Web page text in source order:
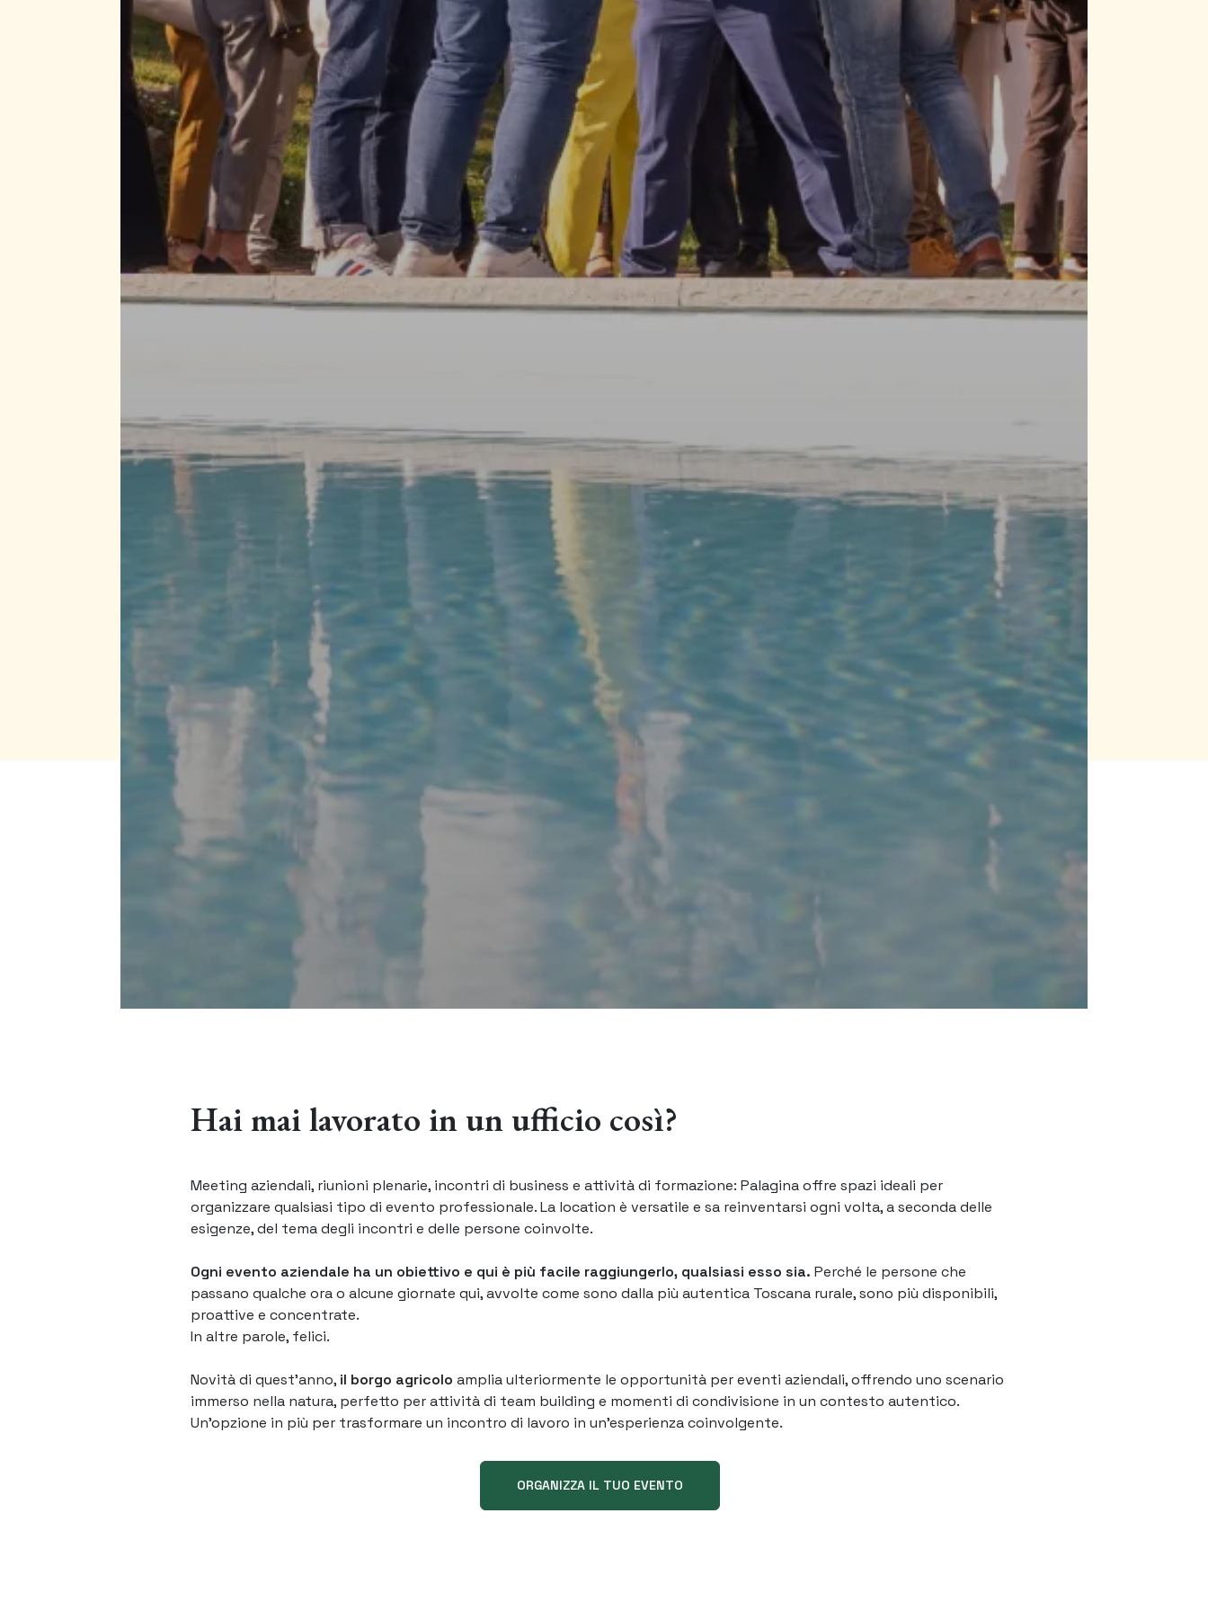
Hai mai lavorato in un ufficio così?
Meeting aziendali, riunioni plenarie, incontri di business e attività di formazione: Palagina offre spazi ideali per
organizzare qualsiasi tipo di evento professionale. La location è versatile e sa reinventarsi ogni volta, a seconda delle
esigenze, del tema degli incontri e delle persone coinvolte.
Ogni evento aziendale ha un obiettivo e qui è più facile raggiungerlo, qualsiasi esso sia. Perché le persone che
passano qualche ora o alcune giornate qui, avvolte come sono dalla più autentica Toscana rurale, sono più disponibili,
proattive e concentrate.
In altre parole, felici.
Novità di quest’anno, il borgo agricolo amplia ulteriormente le opportunità per eventi aziendali, offrendo uno scenario
immerso nella natura, perfetto per attività di team building e momenti di condivisione in un contesto autentico.
Un’opzione in più per trasformare un incontro di lavoro in un’esperienza coinvolgente.
ORGANIZZA IL TUO EVENTO